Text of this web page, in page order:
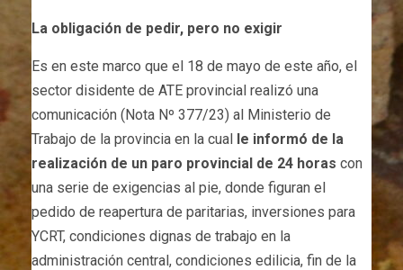
La obligación de pedir, pero no exigir
Es en este marco que el 18 de mayo de este año, el
sector disidente de ATE provincial realizó una
comunicación (Nota Nº 377/23) al Ministerio de
Trabajo de la provincia en la cual le informó de la
realización de un paro provincial de 24 horas con
una serie de exigencias al pie, donde figuran el
pedido de reapertura de paritarias, inversiones para
YCRT, condiciones dignas de trabajo en la
administración central, condiciones edilicia, fin de la